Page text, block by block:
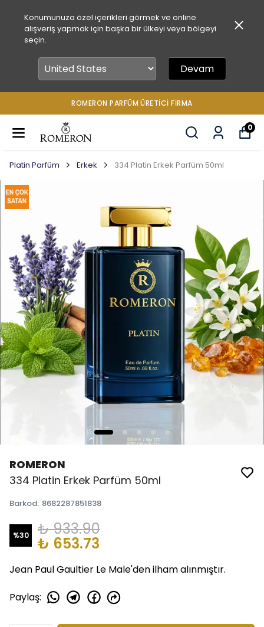
Konumunuza özel içerikleri görmek ve online
alışveriş yapmak için başka bir ülkeyi veya bölgeyi
seçin.
Devam
ROMERON PARFÜM ÜRETICI FIRMA
0
Platin Parfüm Erkek 334 Platin Erkek Parfüm 50ml
ROMERON
334 Platin Erkek Parfüm 50ml
Barkod: 8682287851838
%30 ₺ 933.90
₺ 653.73
Jean Paul Gaultier Le Male'den ilham alınmıştır.
Paylaş: